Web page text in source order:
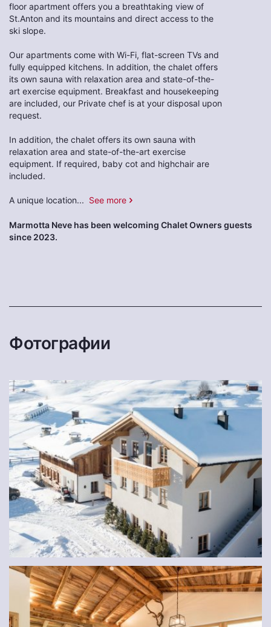
floor apartment offers you a breathtaking view of
St.Anton and its mountains and direct access to the
ski slope.
Our apartments come with Wi-Fi, flat-screen TVs and
fully equipped kitchens. In addition, the chalet offers
its own sauna with relaxation area and state-of-the-
art exercise equipment. Breakfast and housekeeping
are included, our Private chef is at your disposal upon
request.
In addition, the chalet offers its own sauna with
relaxation area and state-of-the-art exercise
equipment. If required, baby cot and highchair are
included.
A unique location... See more
Marmotta Neve has been welcoming Chalet Owners guests
since 2023.
Фотографии